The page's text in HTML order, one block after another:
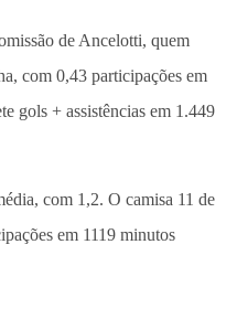
de Ancelotti, quem
, com 0,43 participações em
gols + assistências em 1.449
com 1,2. O camisa 11 de
em 1119 minutos